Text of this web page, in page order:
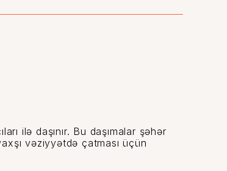
ilə daşınır. Bu daşımalar şəhər
vəziyyətdə çatması üçün